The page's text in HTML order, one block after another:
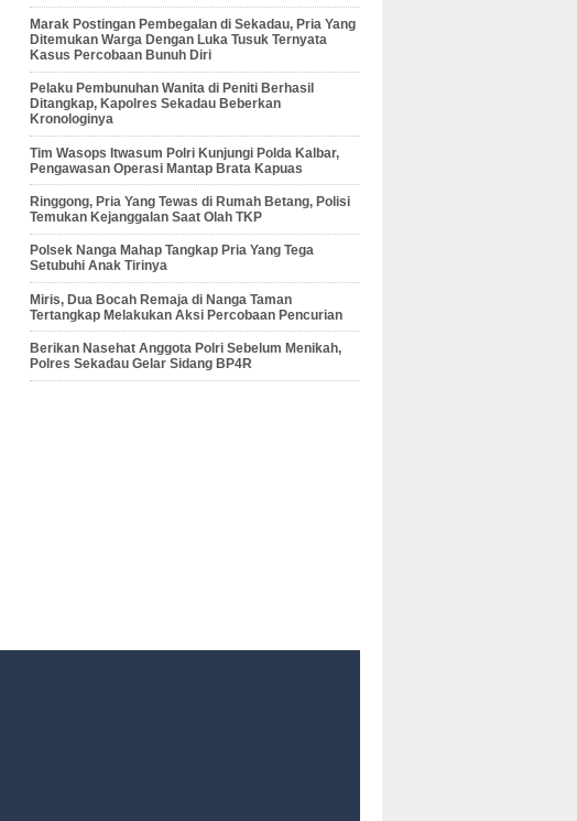
Marak Postingan Pembegalan di Sekadau, Pria Yang
Ditemukan Warga Dengan Luka Tusuk Ternyata
Kasus Percobaan Bunuh Diri
Pelaku Pembunuhan Wanita di Peniti Berhasil
Ditangkap, Kapolres Sekadau Beberkan
Kronologinya
Tim Wasops Itwasum Polri Kunjungi Polda Kalbar,
Pengawasan Operasi Mantap Brata Kapuas
Ringgong, Pria Yang Tewas di Rumah Betang, Polisi
Temukan Kejanggalan Saat Olah TKP
Polsek Nanga Mahap Tangkap Pria Yang Tega
Setubuhi Anak Tirinya
Miris, Dua Bocah Remaja di Nanga Taman
Tertangkap Melakukan Aksi Percobaan Pencurian
Berikan Nasehat Anggota Polri Sebelum Menikah,
Polres Sekadau Gelar Sidang BP4R